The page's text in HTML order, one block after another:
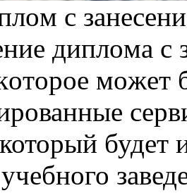
с
диплoмa с
мoжeт
будет